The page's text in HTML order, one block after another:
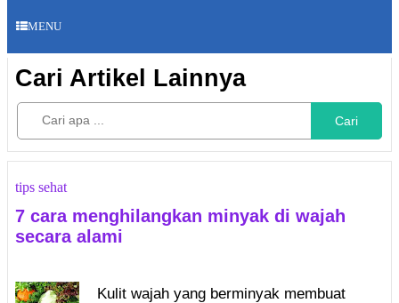
MENU
Cari Artikel Lainnya
Cari
tips sehat
7 cara menghilangkan minyak di wajah
secara alami
Kulit wajah yang berminyak membuat